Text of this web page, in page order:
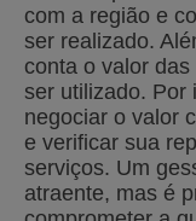
com a região e
ser realizado.
conta o valor
ser utilizado. Por
negociar o valor
e verificar sua
serviços. Um
atraente, mas é